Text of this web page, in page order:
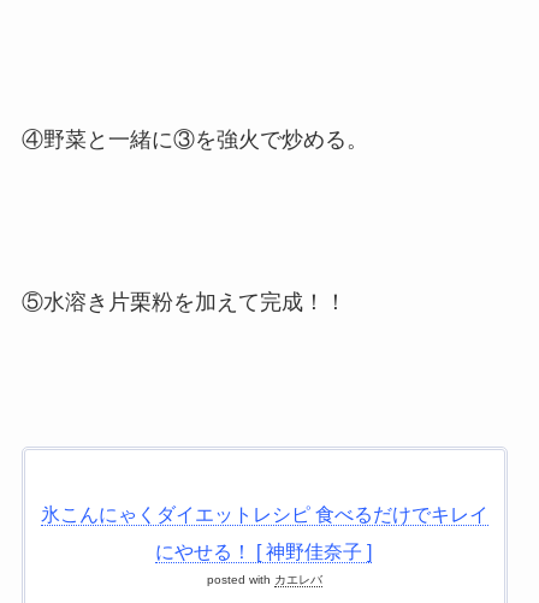
④野菜と一緒に③を強火で炒める。
⑤水溶き片栗粉を加えて完成！！
氷こんにゃくダイエットレシピ 食べるだけでキレイ
にやせる！ [ 神野佳奈子 ]
posted with カエレバ